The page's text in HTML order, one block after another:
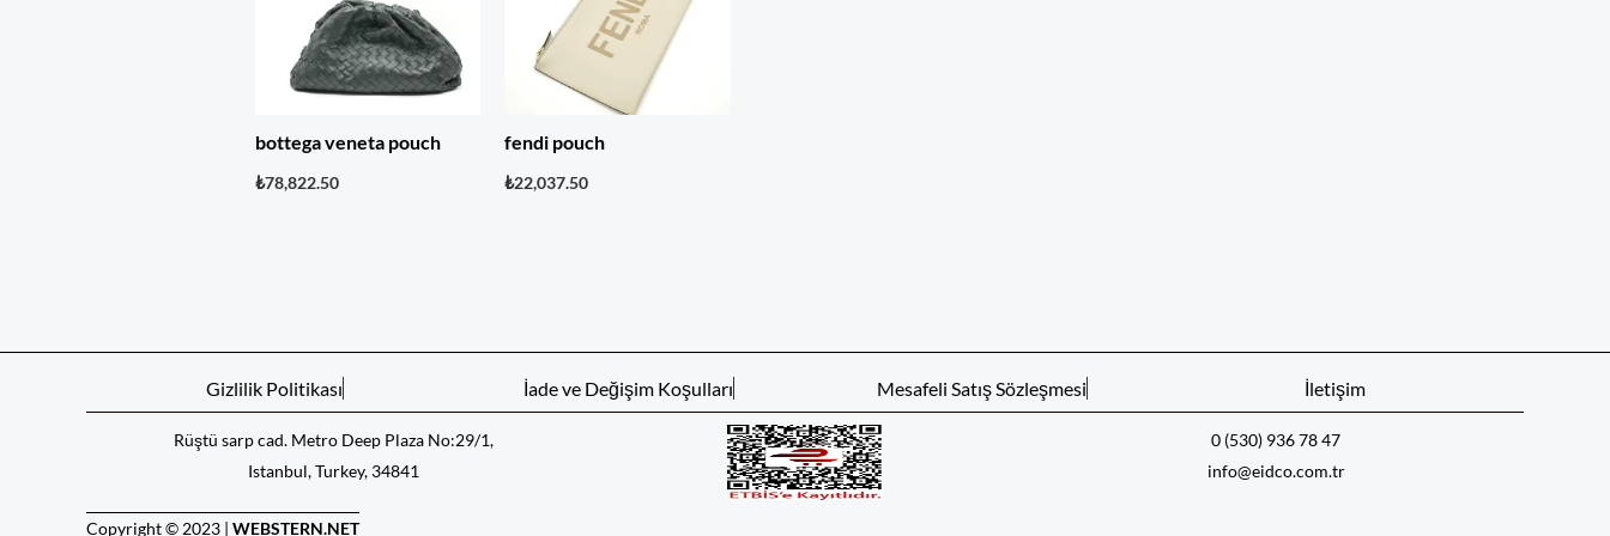
bottega veneta pouch
₺78,822.50
fendi pouch
₺22,037.50
Gizlilik Politikası İade ve Değişim Koşulları Mesafeli Satış Sözleşmesi İletişim
Rüştü sarp cad. Metro Deep Plaza No:29/1,
Istanbul, Turkey, 34841
0 (530) 936 78 47
info@eidco.com.tr
Copyright © 2023 | WEBSTERN.NET